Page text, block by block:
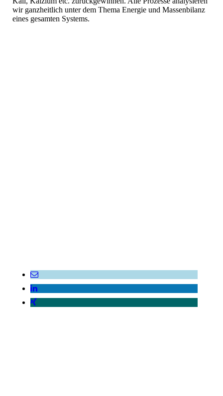
wir ganzheitlich unter dem Thema Energie und Massenbilanz
eines gesamten Systems.